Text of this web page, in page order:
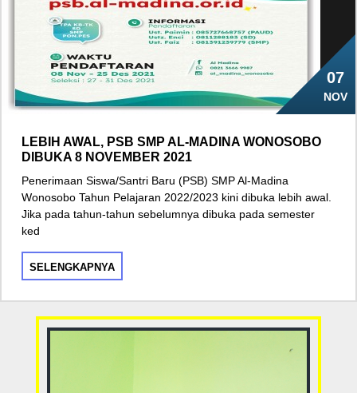
07
NOV
LEBIH AWAL, PSB SMP AL-MADINA WONOSOBO
DIBUKA 8 NOVEMBER 2021
Penerimaan Siswa/Santri Baru (PSB) SMP Al-Madina
Wonosobo Tahun Pelajaran 2022/2023 kini dibuka lebih awal.
Jika pada tahun-tahun sebelumnya dibuka pada semester
ked
SELENGKAPNYA